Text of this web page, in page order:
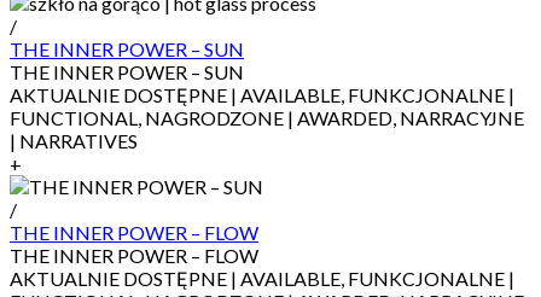
/
THE INNER POWER – SUN
THE INNER POWER – SUN
AKTUALNIE DOSTĘPNE | AVAILABLE, FUNKCJONALNE |
FUNCTIONAL, NAGRODZONE | AWARDED, NARRACYJNE
| NARRATIVES
+
/
THE INNER POWER – FLOW
THE INNER POWER – FLOW
AKTUALNIE DOSTĘPNE | AVAILABLE, FUNKCJONALNE |